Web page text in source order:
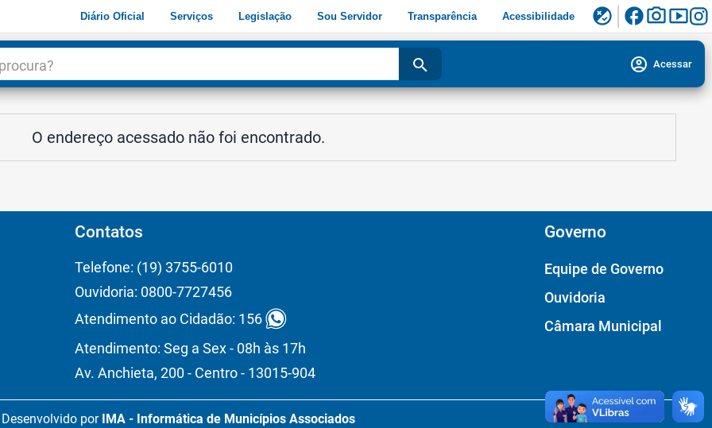
Diário Oficial Serviços Legislação Sou Servidor Transparência Acessibilidade flaky facebookphoto_camerasmart_display
search account_circle Acessar
O endereço acessado não foi encontrado.
Contatos
Telefone: (19) 3755-6010
Ouvidoria: 0800-7727456
Atendimento ao Cidadão: 156
Atendimento: Seg a Sex - 08h às 17h
Av. Anchieta, 200 - Centro - 13015-904
Governo
Equipe de Governo
Ouvidoria
Câmara Municipal
Desenvolvido por IMA - Informática de Municípios Associados